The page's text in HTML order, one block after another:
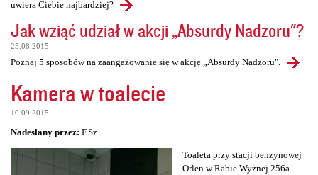
uwiera Ciebie najbardziej?
Jak wziąć udział w akcji „Absurdy Nadzoru"?
25.08.2015
Poznaj 5 sposobów na zaangażowanie się w akcję „Absurdy Nadzoru".
Kamera w toalecie
10.09.2015
Nadesłany przez: F.Sz
Toaleta przy stacji benzynowej
Orlen w Rabie Wyżnej 256a.